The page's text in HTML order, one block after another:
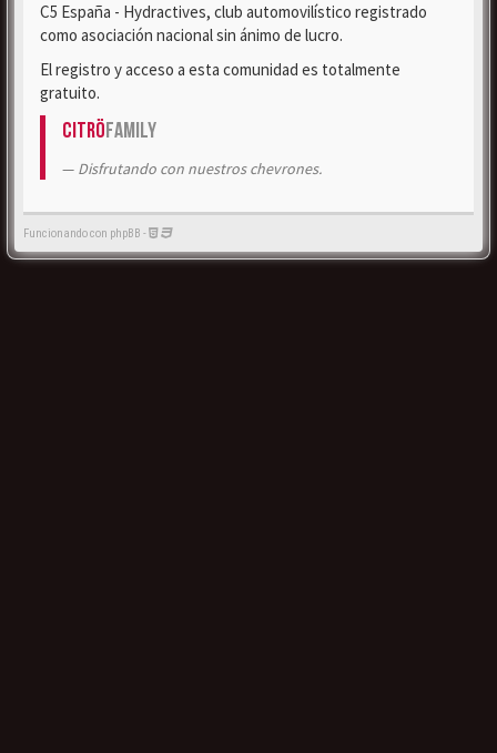
C5 España - Hydractives, club automovilístico registrado
como asociación nacional sin ánimo de lucro.
El registro y acceso a esta comunidad es totalmente
gratuito.
CitröFamily
Disfrutando con nuestros chevrones.
Funcionando con phpBB -